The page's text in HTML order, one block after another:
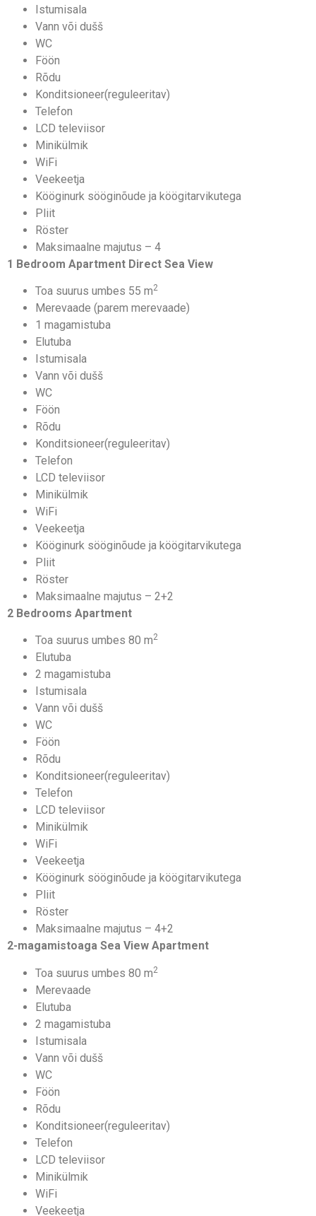
Istumisala
Vann või dušš
WC
Föön
Rõdu
Konditsioneer(reguleeritav)
Telefon
LCD televiisor
Minikülmik
WiFi
Veekeetja
Kööginurk sööginõude ja köögitarvikutega
Pliit
Röster
Maksimaalne majutus – 4
1 Bedroom Apartment Direct Sea View
Toa suurus umbes 55 m2
Merevaade (parem merevaade)
1 magamistuba
Elutuba
Istumisala
Vann või dušš
WC
Föön
Rõdu
Konditsioneer(reguleeritav)
Telefon
LCD televiisor
Minikülmik
WiFi
Veekeetja
Kööginurk sööginõude ja köögitarvikutega
Pliit
Röster
Maksimaalne majutus – 2+2
2 Bedrooms Apartment
Toa suurus umbes 80 m2
Elutuba
2 magamistuba
Istumisala
Vann või dušš
WC
Föön
Rõdu
Konditsioneer(reguleeritav)
Telefon
LCD televiisor
Minikülmik
WiFi
Veekeetja
Kööginurk sööginõude ja köögitarvikutega
Pliit
Röster
Maksimaalne majutus – 4+2
2-magamistoaga Sea View Apartment
Toa suurus umbes 80 m2
Merevaade
Elutuba
2 magamistuba
Istumisala
Vann või dušš
WC
Föön
Rõdu
Konditsioneer(reguleeritav)
Telefon
LCD televiisor
Minikülmik
WiFi
Veekeetja